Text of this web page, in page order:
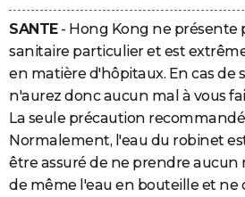
SANTE- Hong Kong ne présente
sanitaire particulier et est
en matière d'hôpitaux. En cas de
n'aurez donc aucun mal à vous
La seule précaution
Normalement, l'eau du robinet
être assuré de ne prendre aucun
de même l'eau en bouteille et ne